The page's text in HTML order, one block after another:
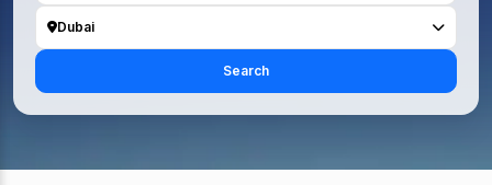
Dubai
Search